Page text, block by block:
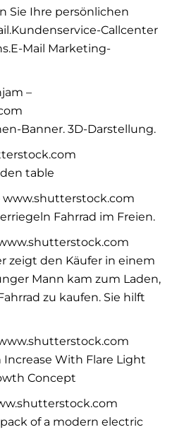
Sie Ihre persönlichen
Callcenter
Mail Marketing-
–
Banner. 3D-Darstellung.
table
www.shutterstock.com
Fahrrad im Freien.
zeigt den Käufer in einem
Mann kam zum Laden,
zu kaufen. Sie hilft
Increase With Flare Light
Concept
of a modern electric